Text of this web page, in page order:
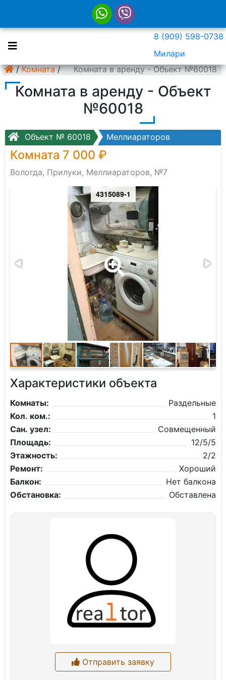
8 (909) 598-0738
Милари
/ Комната / Комната в аренду - Объект №60018
Комната в аренду - Объект
№60018
Объект № 60018 Меллиараторов
Комната 7 000 ₽
Вологда, Прилуки, Меллиараторов, №7
4315089-1
Характеристики объекта
Комнаты:
Раздельные
Кол. ком.:
1
Сан. узел:
Совмещенный
Площадь:
12/5/5
Этажность:
2/2
Ремонт:
Хороший
Балкон:
Нет балкона
Обстановка:
Обставлена
Отправить заявку